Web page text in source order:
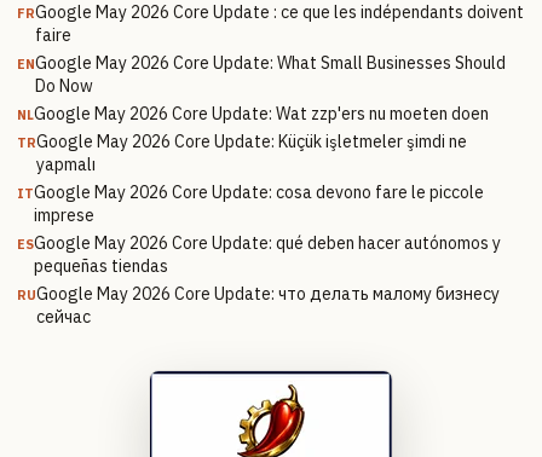
FRGoogle May 2026 Core Update : ce que les indépendants doivent
faire
ENGoogle May 2026 Core Update: What Small Businesses Should
Do Now
NLGoogle May 2026 Core Update: Wat zzp'ers nu moeten doen
TRGoogle May 2026 Core Update: Küçük işletmeler şimdi ne
yapmalı
ITGoogle May 2026 Core Update: cosa devono fare le piccole
imprese
ESGoogle May 2026 Core Update: qué deben hacer autónomos y
pequeñas tiendas
RUGoogle May 2026 Core Update: что делать малому бизнесу
сейчас